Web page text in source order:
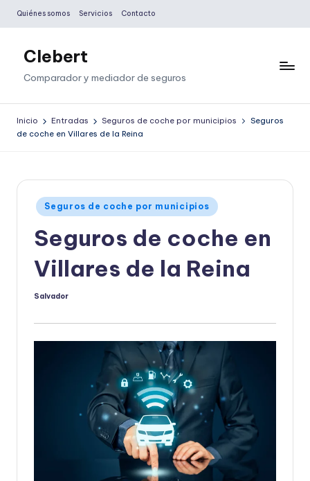
Saltar
contenido
Quiénes somos Servicios Contacto
Clebert
Comparador y mediador de seguros
Inicio Entradas Seguros de coche por municipios
Seguros
de coche en Villares de la Reina
Publicado
en
Seguros de coche por municipios
Seguros de coche en
Villares de la Reina
Publicado
Salvador